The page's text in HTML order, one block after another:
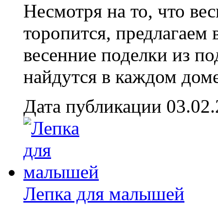
Несмотря на то, что
торопится, предлагаем
весенние поделки из
найдутся в каждом
Дата публикации
Лепка для малышей